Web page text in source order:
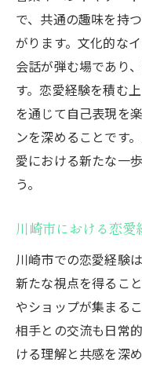
で、共通の趣味を持
がります。文化的な
会話が弾む場であり
す。恋愛経験を積む
を通じて自己表現を
ンを深めることです
愛における新たな一
う。
川崎市における恋愛
川崎市での恋愛経験
新たな視点を得るこ
やショップが集まる
相手との交流も日常
ける理解と共感を深